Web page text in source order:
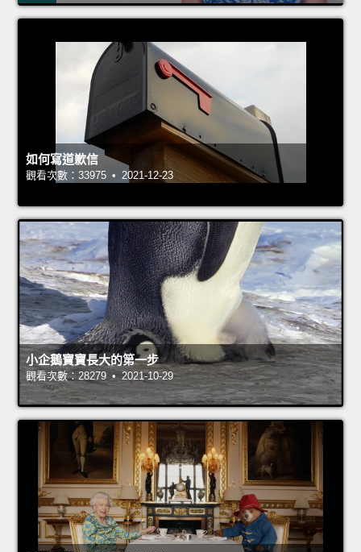
如何寫道歉信
觀看次數：33975 • 2021-12-23
小企鵝寶寶長大的第一步
觀看次數：28279 • 2021-10-29